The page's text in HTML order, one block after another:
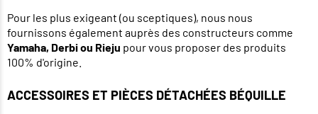
Pour les plus exigeant (ou sceptiques), nous nous
fournissons également auprès des constructeurs comme
Yamaha, Derbi ou Rieju pour vous proposer des produits
100% d'origine.
ACCESSOIRES ET PIÈCES DÉTACHÉES BÉQUILLE